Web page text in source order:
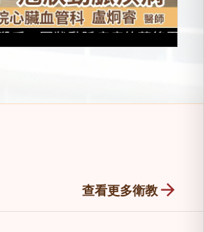
查看更多衛教arrow_forward